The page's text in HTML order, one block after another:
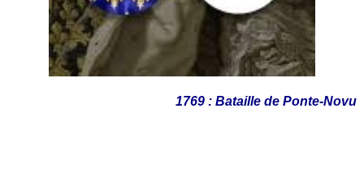
1769 : Bataille de Ponte-Novu